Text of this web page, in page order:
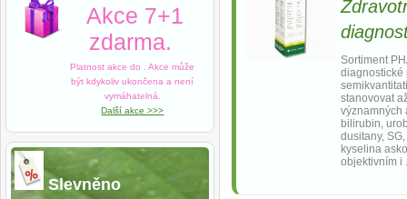
Sortiment
diagnostické
stanovovat
významných
bilirubin,
dusitany,
kyselina
objektivním i
Akce 7+1
zdarma.
Platnost akce do
. Akce může
být kdykoliv ukončena a není
vymáhatelná.
Další akce >>>
Slevněno